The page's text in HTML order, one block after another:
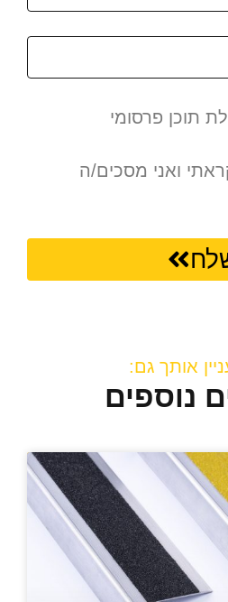
תוכן פרסומי
ואני מסכים/ה
אותך גם:
נוספים